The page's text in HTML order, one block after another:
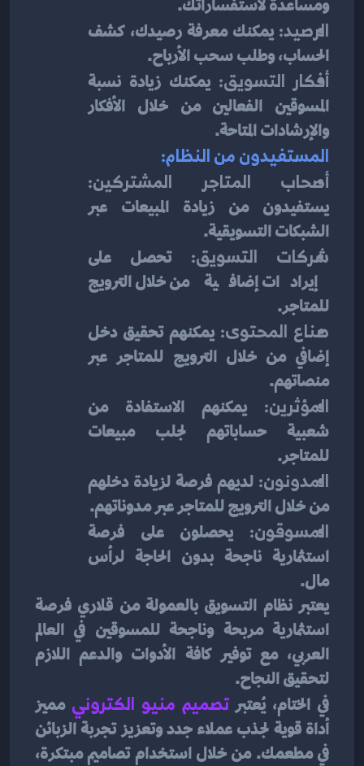
الرصيد:
الحساب، وطلب سحب الأرباح.
أفكار التسويق: يمكنك زيادة نسبة
المسوقين الفعالين من خلال الأفكار
والإرشادات المتاحة.
المستفيدون من النظام:
أصحاب المتاجر المشتركين:
يستفيدون من زيادة المبيعات عبر
الشبكات التسويقية.
شركات التسويق:
للمتاجر.
صناع المحتوى:
إضافي من خلال الترويج للمتاجر عبر
منصاتهم.
المؤثرين:
للمتاجر.
المدونون:
من خلال الترويج للمتاجر عبر مدوناتهم.
المسوقون: يحصلون على فرصة
مال.
لتحقيق النجاح.
في الختام، يُعتبر تصميم منيو الكتروني مميز